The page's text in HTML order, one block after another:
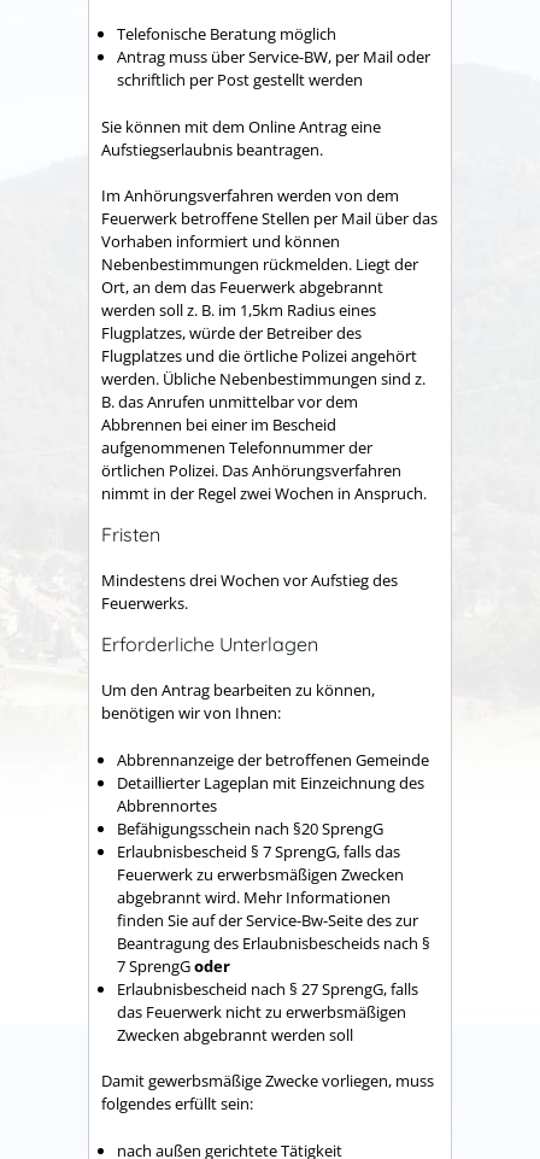
Telefonische Beratung möglich
Antrag muss über Service-BW, per Mail oder
schriftlich per Post gestellt werden
Sie können mit dem Online Antrag eine
Aufstiegserlaubnis beantragen.
Im Anhörungsverfahren werden von dem
Feuerwerk betroffene Stellen per Mail über das
Vorhaben informiert und können
Nebenbestimmungen rückmelden. Liegt der
Ort, an dem das Feuerwerk abgebrannt
werden soll z. B. im 1,5km Radius eines
Flugplatzes, würde der Betreiber des
Flugplatzes und die örtliche Polizei angehört
werden. Übliche Nebenbestimmungen sind z.
B. das Anrufen unmittelbar vor dem
Abbrennen bei einer im Bescheid
aufgenommenen Telefonnummer der
örtlichen Polizei. Das Anhörungsverfahren
nimmt in der Regel zwei Wochen in Anspruch.
Fristen
Mindestens drei Wochen vor Aufstieg des
Feuerwerks.
Erforderliche Unterlagen
Um den Antrag bearbeiten zu können,
benötigen wir von Ihnen:
Abbrennanzeige der betroffenen Gemeinde
Detaillierter Lageplan mit Einzeichnung des
Abbrennortes
Befähigungsschein nach §20 SprengG
Erlaubnisbescheid § 7 SprengG, falls das
Feuerwerk zu erwerbsmäßigen Zwecken
abgebrannt wird. Mehr Informationen
finden Sie auf der Service-Bw-Seite des zur
Beantragung des Erlaubnisbescheids nach §
7 SprengGoder
Erlaubnisbescheid nach § 27 SprengG, falls
das Feuerwerk nicht zu erwerbsmäßigen
Zwecken abgebrannt werden soll
Damit gewerbsmäßige Zwecke vorliegen, muss
folgendes erfüllt sein:
nach außen gerichtete Tätigkeit